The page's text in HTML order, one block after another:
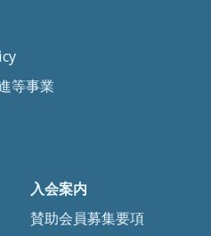
等事業
入会案内
賛助会員募集要項